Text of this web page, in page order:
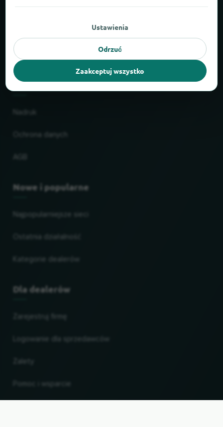
O locabee
Partnerzy
Prawne
Ochrona danych
Nowe i popularne
Najpopularniejsze sieci
Dla dealerów
Zarejestruj firmę
Logowanie dla sprzedawców
Ustawienia
Odrzuć
Zaakceptuj wszystko